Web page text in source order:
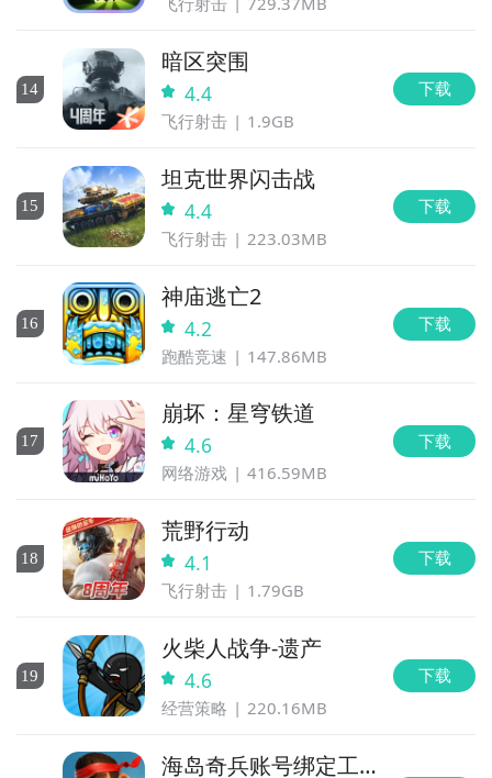
14
暗区突围
4.4
飞行射击 1.9GB
下载
15
坦克世界闪击战
4.4
飞行射击 223.03MB
下载
16
神庙逃亡2
4.2
跑酷竞速 147.86MB
下载
17
崩坏：星穹铁道
4.6
网络游戏 416.59MB
下载
18
荒野行动
4.1
飞行射击 1.79GB
下载
19
火柴人战争-遗产
4.6
经营策略 220.16MB
下载
海岛奇兵账号绑定工